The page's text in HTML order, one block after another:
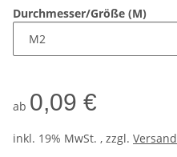
Durchmesser/Größe (M)
ab 0,09 €
inkl. 19% MwSt. , zzgl. Versand